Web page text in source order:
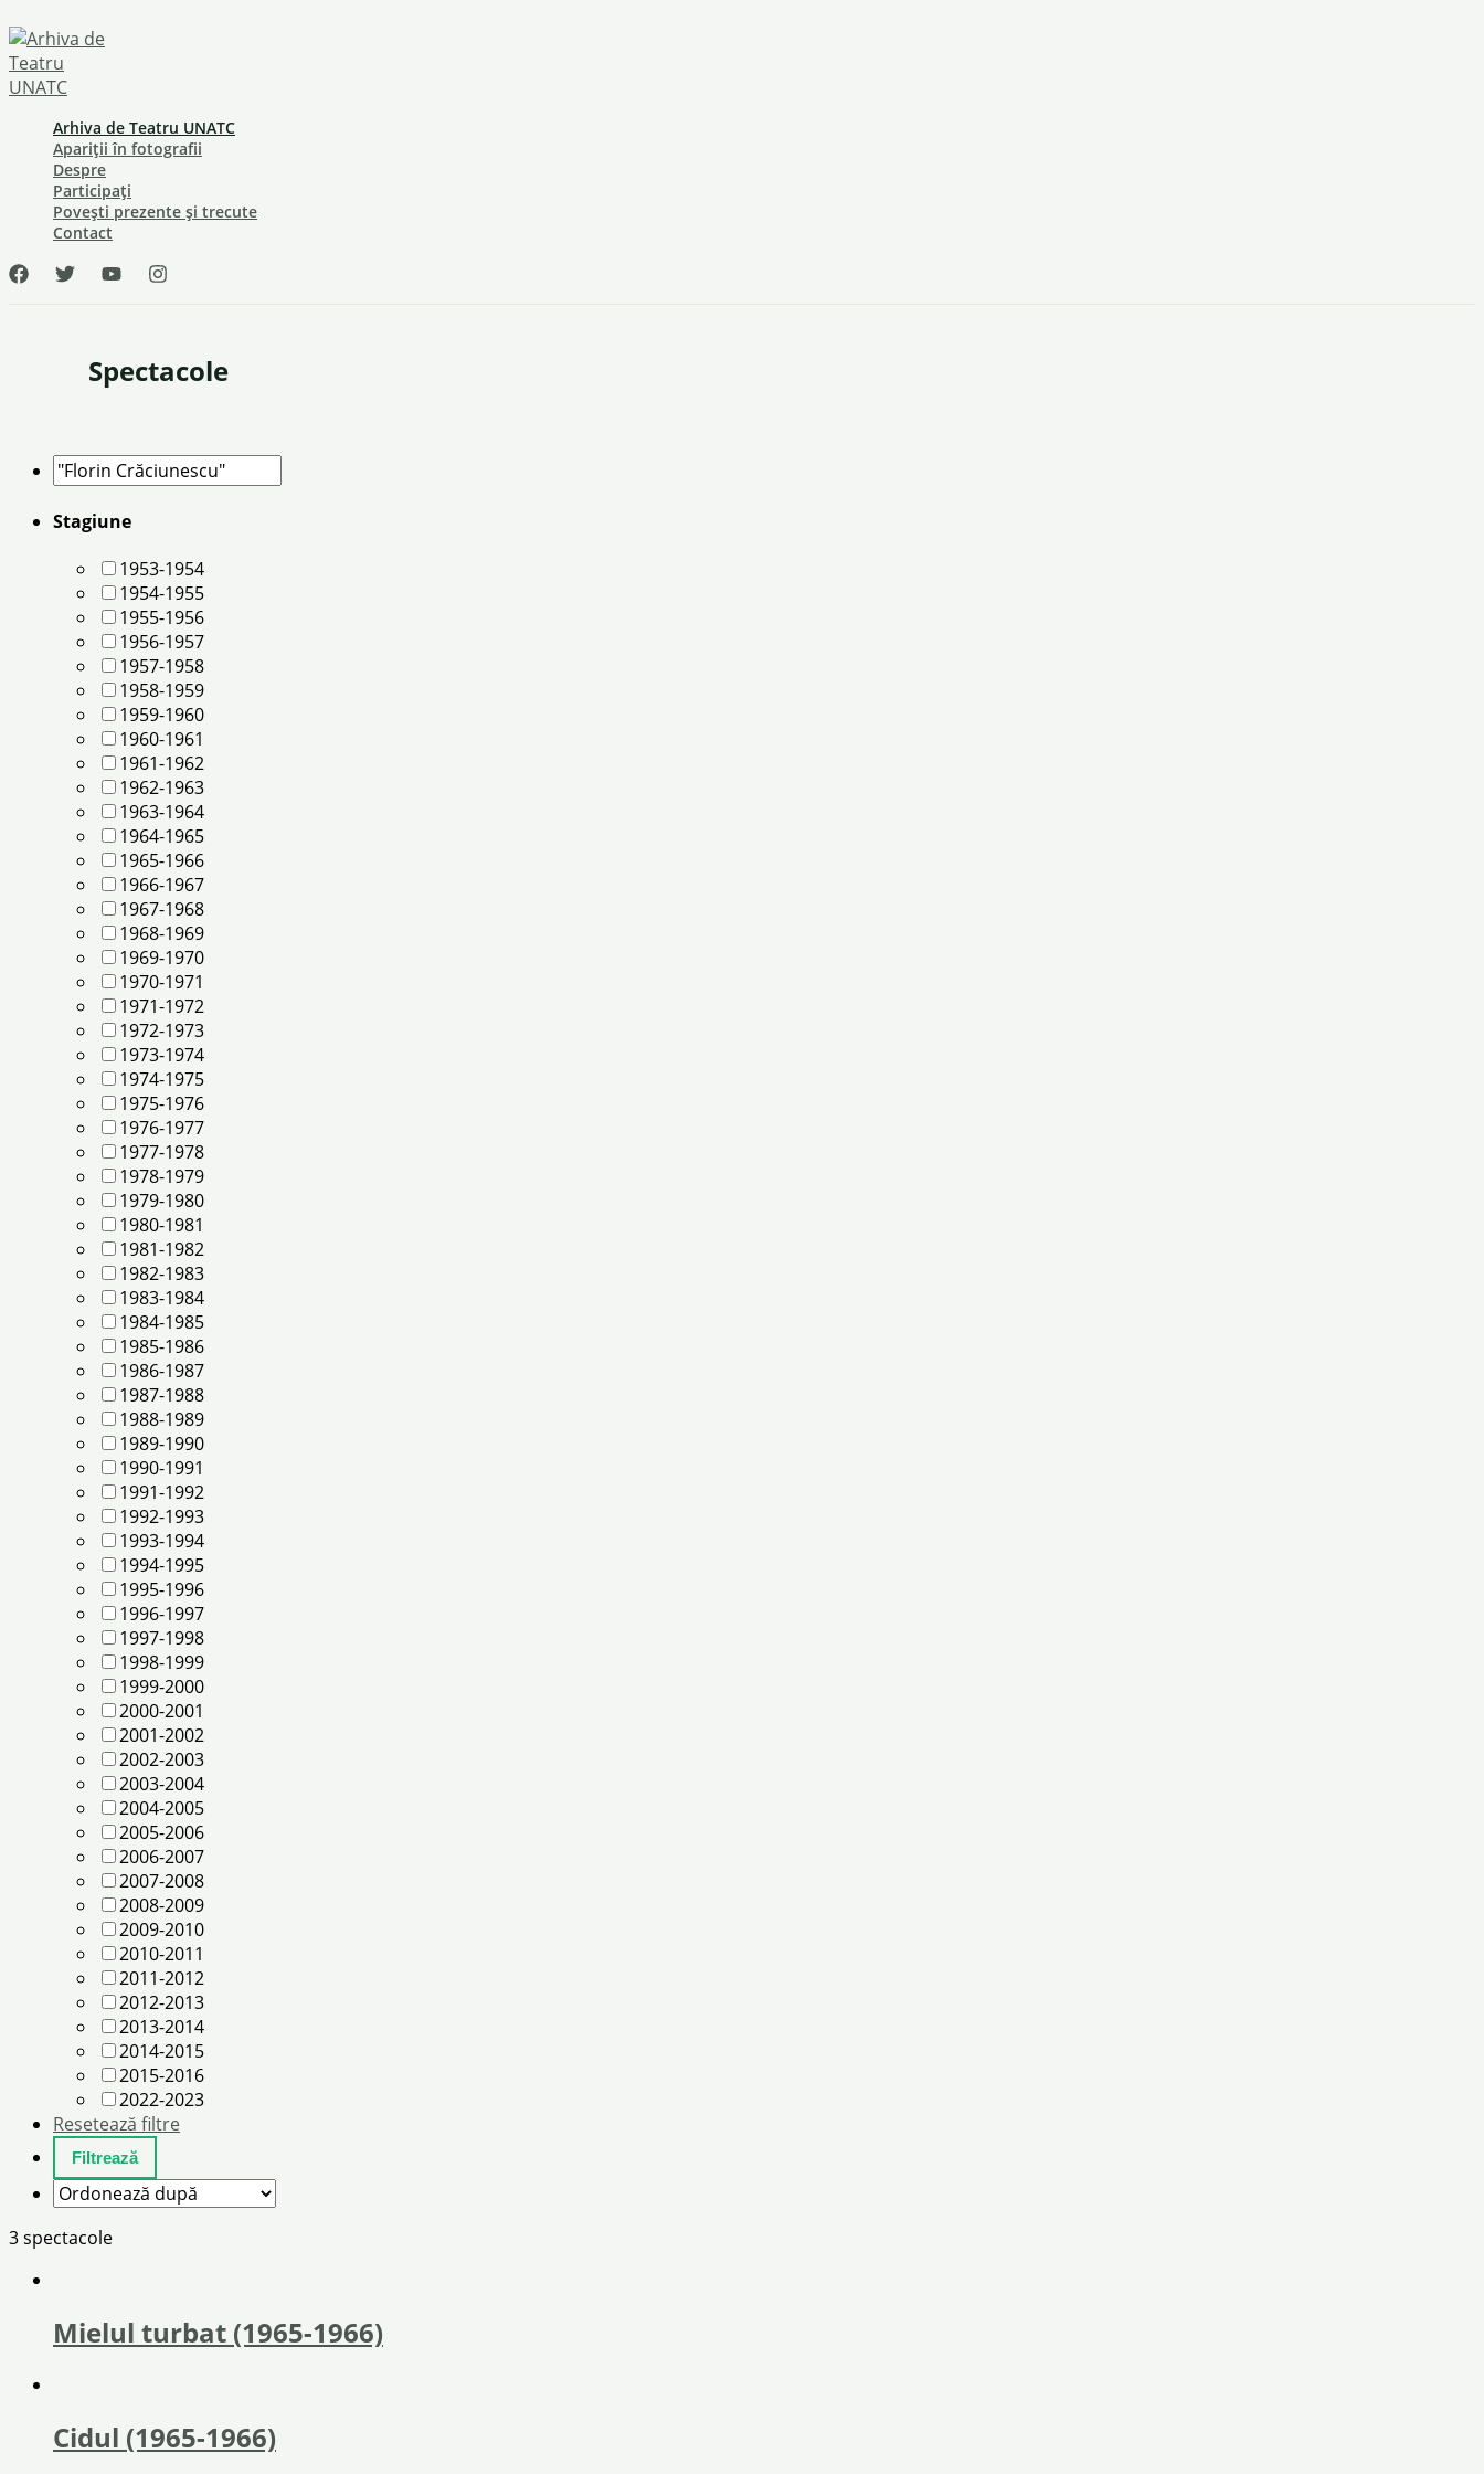
to
content
Arhiva de Teatru UNATC
Apariții în fotografii
Despre
Participați
Povești prezente și trecute
Contact
Spectacole
Stagiune
1953-1954
1954-1955
1955-1956
1956-1957
1957-1958
1958-1959
1959-1960
1960-1961
1961-1962
1962-1963
1963-1964
1964-1965
1965-1966
1966-1967
1967-1968
1968-1969
1969-1970
1970-1971
1971-1972
1972-1973
1973-1974
1974-1975
1975-1976
1976-1977
1977-1978
1978-1979
1979-1980
1980-1981
1981-1982
1982-1983
1983-1984
1984-1985
1985-1986
1986-1987
1987-1988
1988-1989
1989-1990
1990-1991
1991-1992
1992-1993
1993-1994
1994-1995
1995-1996
1996-1997
1997-1998
1998-1999
1999-2000
2000-2001
2001-2002
2002-2003
2003-2004
2004-2005
2005-2006
2006-2007
2007-2008
2008-2009
2009-2010
2010-2011
2011-2012
2012-2013
2013-2014
2014-2015
2015-2016
2022-2023
Resetează filtre
3 spectacole
Mielul turbat (1965-1966)
Cidul (1965-1966)